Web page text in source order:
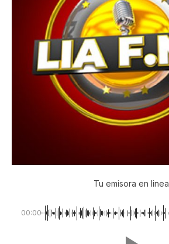
Tu emisora en linea
00:00